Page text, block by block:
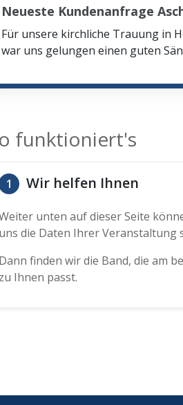
Neueste Kundenanfrage
Für unsere kirchliche Trauung in
war uns gelungen einen guten
funktioniert's
1 Wir helfen Ihnen
unten auf dieser Seite
uns die Daten Ihrer Veranstaltung
Dann finden wir die Band, die am
zu Ihnen passt.